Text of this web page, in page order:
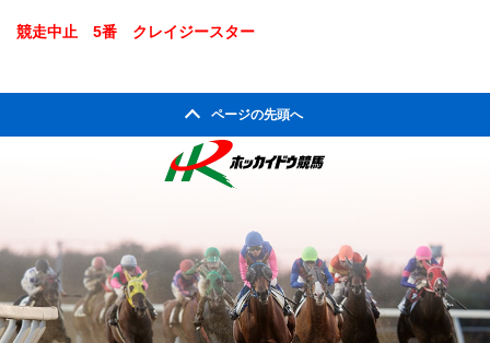
競走中止 5番 クレイジースター
ページの先頭へ